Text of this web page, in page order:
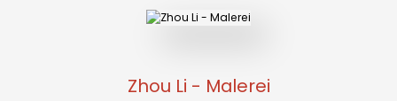
Zhou Li - Malerei